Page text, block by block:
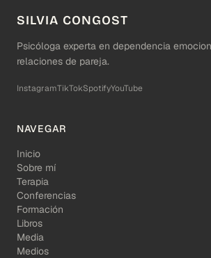
SILVIA CONGOST
Psicóloga experta en dependencia
relaciones de pareja.
InstagramTikTokSpotifyYouTube
NAVEGAR
Inicio
Sobre mí
Terapia
Conferencias
Formación
Libros
Media
Medios